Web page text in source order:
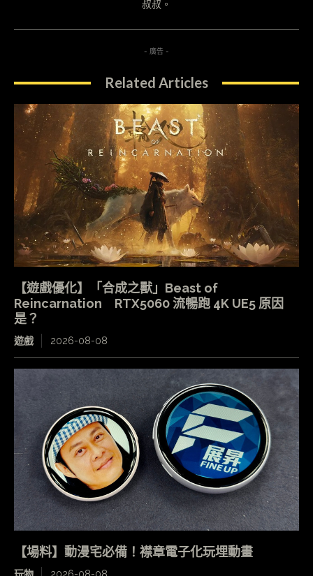
叔叔。
- 廣告 -
Related Articles
【遊戲優化】「合成之獸」Beast of
Reincarnation RTX5060 流暢跑 4K UE5 原因
是？
遊戲 2026-08-08
【場料】動漫宅必備！襟章電子化玩埋動畫